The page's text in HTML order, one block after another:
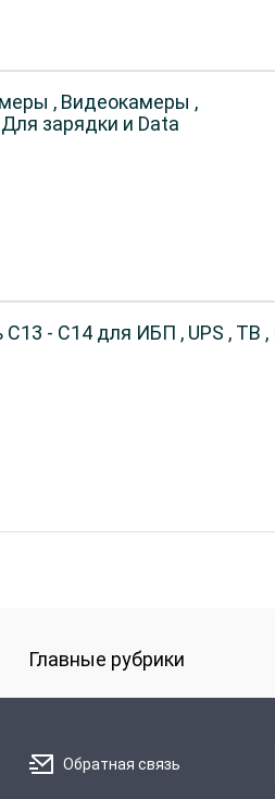
, Видеокамеры ,
зарядки и Data
С13 - С14 для ИБП , UPS , ТВ ,
Главные рубрики
Обратная связь